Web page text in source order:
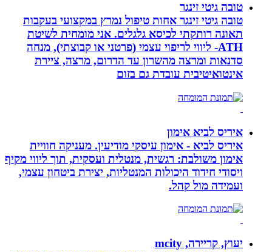
טובה גיטי זינגר
טובה גיטי זינגר אחות טיפול נמרץ במקצועי בעקבות
תאונה רותקתי לכיסא גלגלים. אני מומחית לשיטת
ATH- ליווי לריפוי עצמי (פרטני או קבוצתי), מנחה
סדנאות ומרצה מהשרון עד הדרום, מרצה, ציירת
אינטואיטיבית עובדת גם בזום
איריס לביא אימון
איריס לביא - אימון עיסקי מודיעין. מעניקה חוויית
אימון משולבת: רגשית, מנטלית ועסקית, תוך ליווי מקיף
ויסודי חידוד היכולות המנטליות, יצירת ביטחון עצמי,
ועמידה מול קהל.
יעוץ, קריירה, mcity